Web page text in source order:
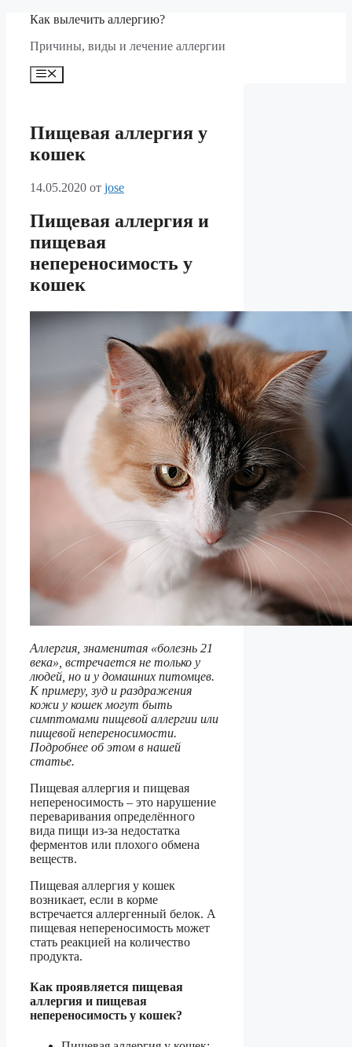
Перейти
содержимому
Как вылечить аллергию?
Причины, виды и лечение аллергии
Меню
Пищевая аллергия у
кошек
14.05.2020 от jose
Пищевая аллергия и
пищевая
непереносимость у
кошек
Аллергия, знаменитая «болезнь 21
века», встречается не только у
людей, но и у домашних питомцев.
К примеру, зуд и раздражения
кожи у кошек могут быть
симптомами пищевой аллергии или
пищевой непереносимости.
Подробнее об этом в нашей
статье.
Пищевая аллергия и пищевая
непереносимость – это нарушение
переваривания определённого
вида пищи из-за недостатка
ферментов или плохого обмена
веществ.
Пищевая аллергия у кошек
возникает, если в корме
встречается аллергенный белок. А
пищевая непереносимость может
стать реакцией на количество
продукта.
Как проявляется пищевая
аллергия и пищевая
непереносимость у кошек?